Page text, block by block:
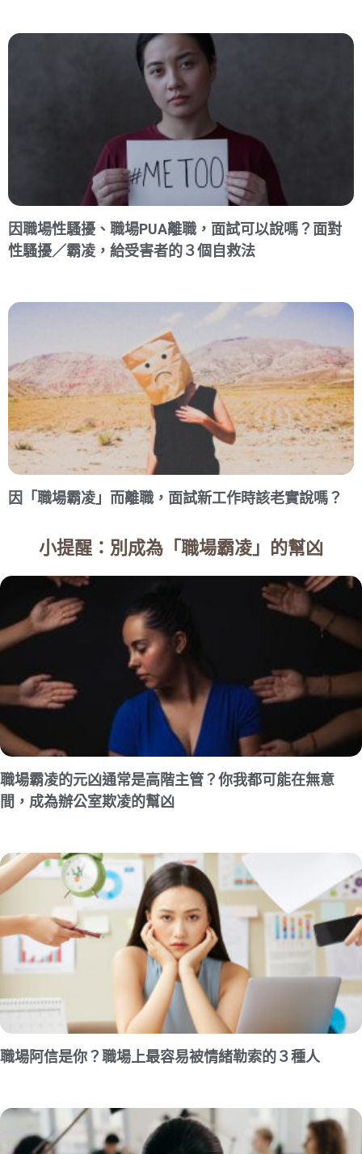
因職場性騷擾、職場PUA離職，面試可以說嗎？面對
性騷擾／霸凌，給受害者的３個自救法
因「職場霸凌」而離職，面試新工作時該老實說嗎？
小提醒：別成為「職場霸凌」的幫凶
職場霸凌的元凶通常是高階主管？你我都可能在無意
間，成為辦公室欺凌的幫凶
職場阿信是你？職場上最容易被情緒勒索的３種人